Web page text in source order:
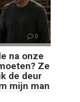
0
na onze
Ze
de deur
mijn man